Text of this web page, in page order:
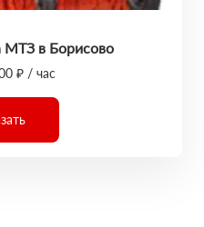
МТЗ в Борисово
₽ / час